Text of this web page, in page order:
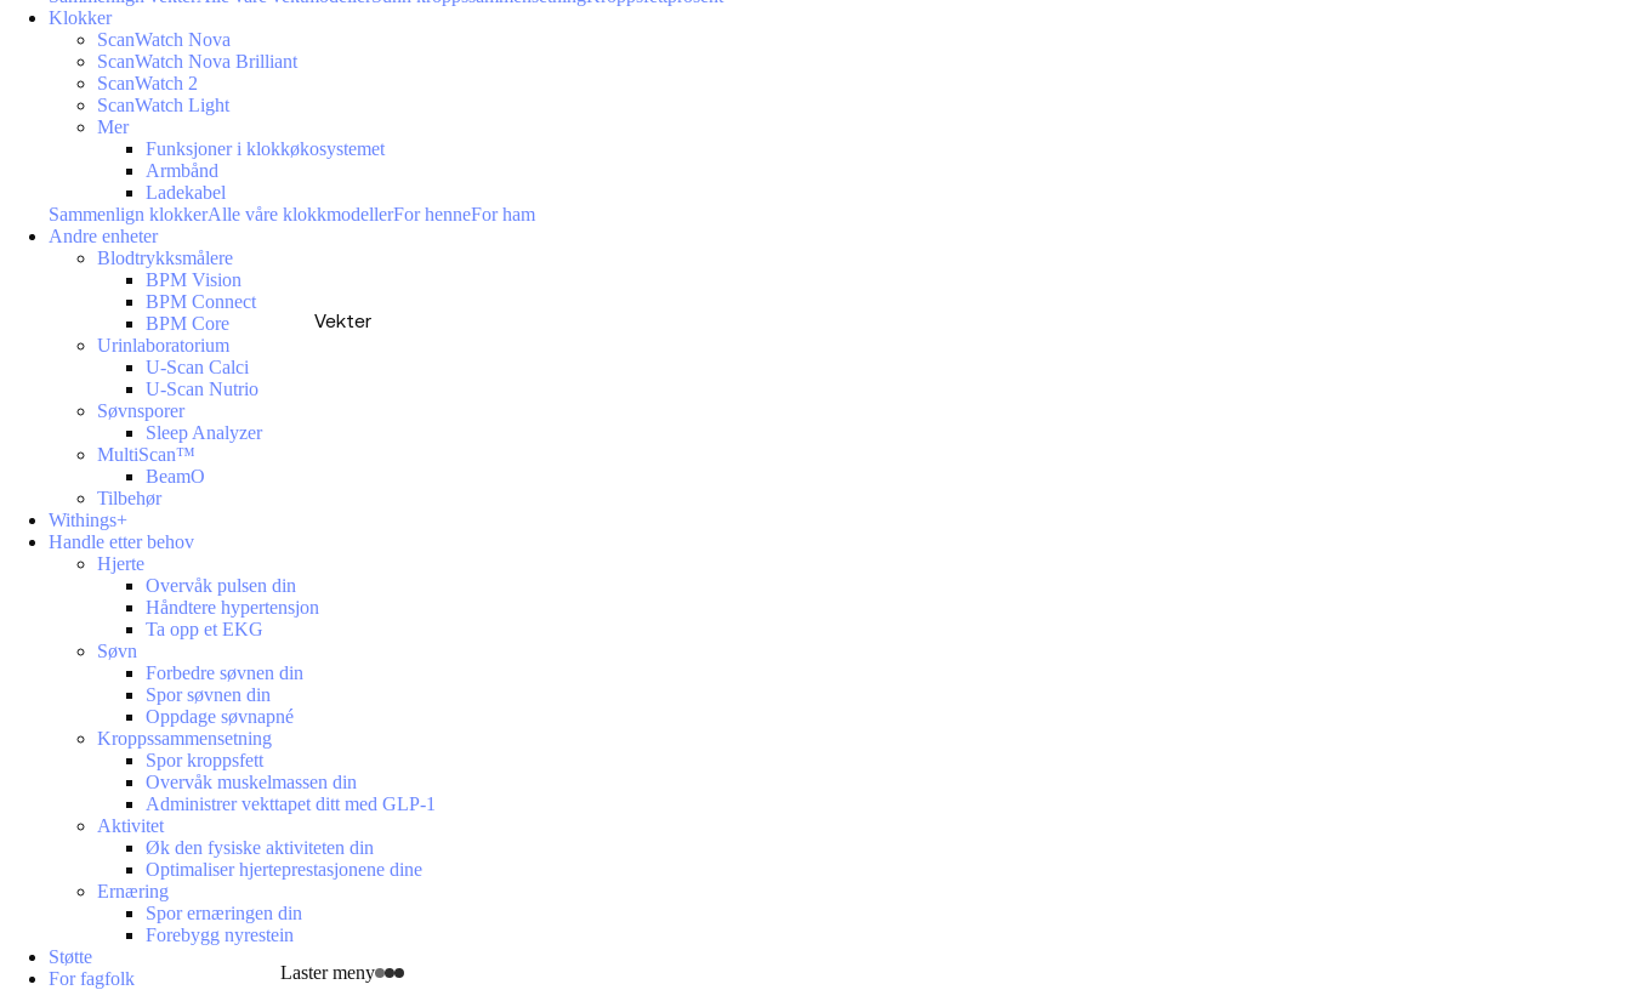
Vekter
Laster meny
Klokker
ScanWatch Nova
ScanWatch Nova Brilliant
ScanWatch 2
ScanWatch Light
Mer
Funksjoner i klokkøkosystemet
Armbånd
Ladekabel
Sammenlign klokkerAlle våre klokkmodellerFor henneFor ham
Andre enheter
Blodtrykksmålere
BPM Vision
BPM Connect
BPM Core
Urinlaboratorium
U-Scan Calci
U-Scan Nutrio
Søvnsporer
Sleep Analyzer
MultiScan™
BeamO
Tilbehør
Withings+
Handle etter behov
Hjerte
Overvåk pulsen din
Håndtere hypertensjon
Ta opp et EKG
Søvn
Forbedre søvnen din
Spor søvnen din
Oppdage søvnapné
Kroppssammensetning
Spor kroppsfett
Overvåk muskelmassen din
Administrer vekttapet ditt med GLP-1
Aktivitet
Øk den fysiske aktiviteten din
Optimaliser hjerteprestasjonene dine
Ernæring
Spor ernæringen din
Forebygg nyrestein
Støtte
For fagfolk